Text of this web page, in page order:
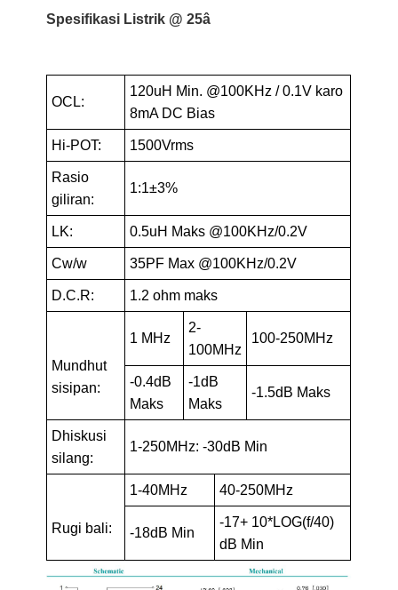
Spesifikasi Listrik @ 25â
OCL:
120uH Min. @100KHz / 0.1V karo
8mA DC Bias
Hi-POT: 1500Vrms
Rasio
giliran:
1:1±3%
LK: 0.5uH Maks @100KHz/0.2V
Cw/w 35PF Max @100KHz/0.2V
D.C.R: 1.2 ohm maks
Mundhut
sisipan:
1 MHz
2-
100MHz
100-250MHz
-0.4dB
Maks
-1dB
Maks
-1.5dB Maks
Dhiskusi
silang:
1-250MHz: -30dB Min
Rugi bali:
1-40MHz 40-250MHz
-18dB Min
-17+ 10*LOG(f/40)
dB Min